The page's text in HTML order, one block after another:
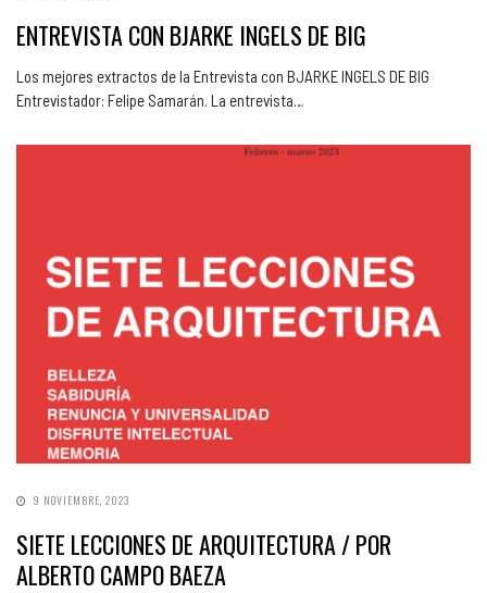
ENTREVISTA CON BJARKE INGELS DE BIG
Los mejores extractos de la Entrevista con BJARKE INGELS DE BIG
Entrevistador: Felipe Samarán. La entrevista…
9 NOVIEMBRE, 2023
SIETE LECCIONES DE ARQUITECTURA / POR
ALBERTO CAMPO BAEZA